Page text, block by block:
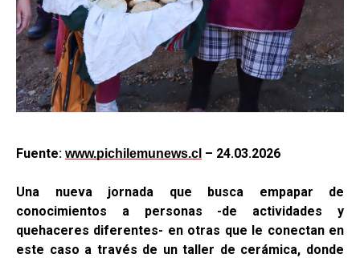
Fuente: www.pichilemunews.cl – 24.03.2026
Una nueva jornada que busca empapar de
conocimientos a personas -de actividades y
quehaceres diferentes- en otras que le conectan en
este caso a través de un taller de cerámica, donde